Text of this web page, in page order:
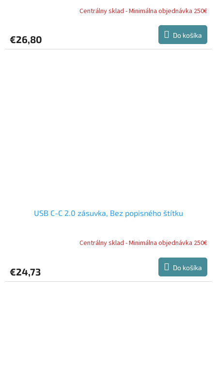
Centrálny sklad - Minimálna objednávka 250€
€26,80 Do košíka
USB C-C 2.0 zásuvka, Bez popisného štítku
Centrálny sklad - Minimálna objednávka 250€
€24,73 Do košíka